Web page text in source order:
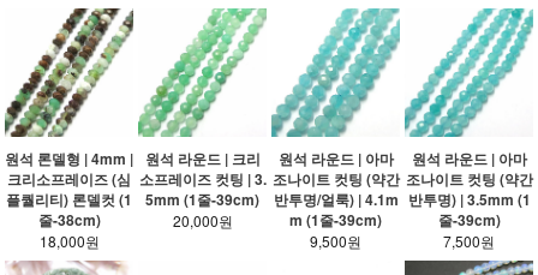
원석 론델형 | 4mm |
크리소프레이즈 (심
플퀄리티) 론델컷 (1
줄-38cm)
18,000원
원석 라운드 | 크리
소프레이즈 컷팅 | 3.
5mm (1줄-39cm)
20,000원
원석 라운드 | 아마
조나이트 컷팅 (약간
반투명/얼룩) | 4.1m
m (1줄-39cm)
9,500원
원석 라운드 | 아마
조나이트 컷팅 (약간
반투명) | 3.5mm (1
줄-39cm)
7,500원